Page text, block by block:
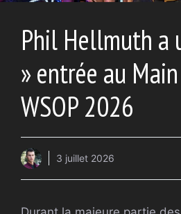
Phil Hellmuth a
» entrée au
WSOP 2026
3 juillet 2026